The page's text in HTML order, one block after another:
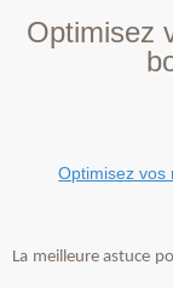
Optimisez
Optimisez vos
La meilleure astuce